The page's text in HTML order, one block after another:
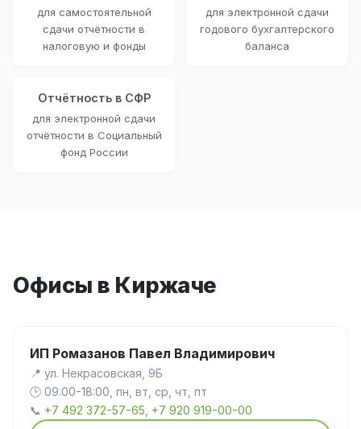
для самостоятельной
сдачи отчётности в
налоговую и фонды
для электронной сдачи
годового бухгалтерского
баланса
Отчётность в СФР
для электронной сдачи
отчётности в Социальный
фонд России
Офисы в Киржаче
ИП Ромазанов Павел Владимирович
📍 ул. Некрасовская, 9Б
🕒 09:00-18:00, пн, вт, ср, чт, пт
📞 +7 492 372-57-65, +7 920 919-00-00